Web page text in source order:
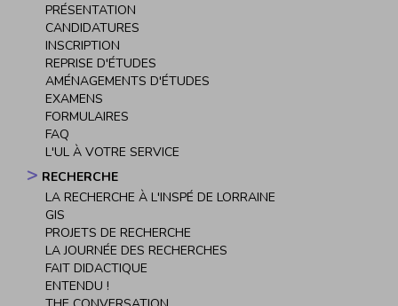
PRÉSENTATION
CANDIDATURES
INSCRIPTION
REPRISE D'ÉTUDES
AMÉNAGEMENTS D'ÉTUDES
EXAMENS
FORMULAIRES
FAQ
L'UL À VOTRE SERVICE
RECHERCHE
LA RECHERCHE À L'INSPÉ DE LORRAINE
GIS
PROJETS DE RECHERCHE
LA JOURNÉE DES RECHERCHES
FAIT DIDACTIQUE
ENTENDU !